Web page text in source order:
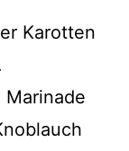
Karotten
Marinade